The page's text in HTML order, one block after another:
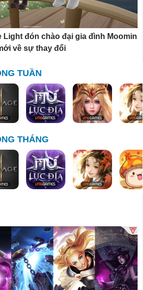
Light đón chào đại gia đình Moomin
về sự thay đổi
TUẦN
THÁNG